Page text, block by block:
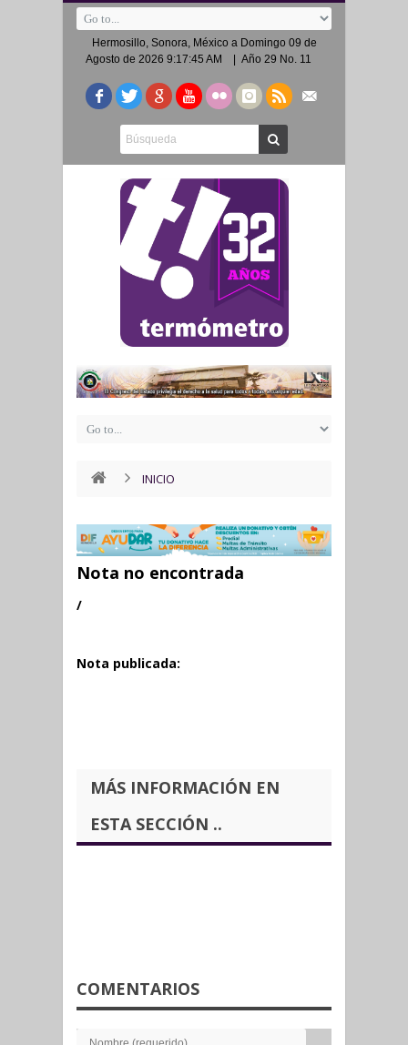
Hermosillo, Sonora, México a Domingo 09 de
Agosto de 2026 9:17:45 AM
| Año 29 No. 11
INICIO
Nota no encontrada
/
Nota publicada:
MÁS INFORMACIÓN EN
ESTA SECCIÓN ..
COMENTARIOS